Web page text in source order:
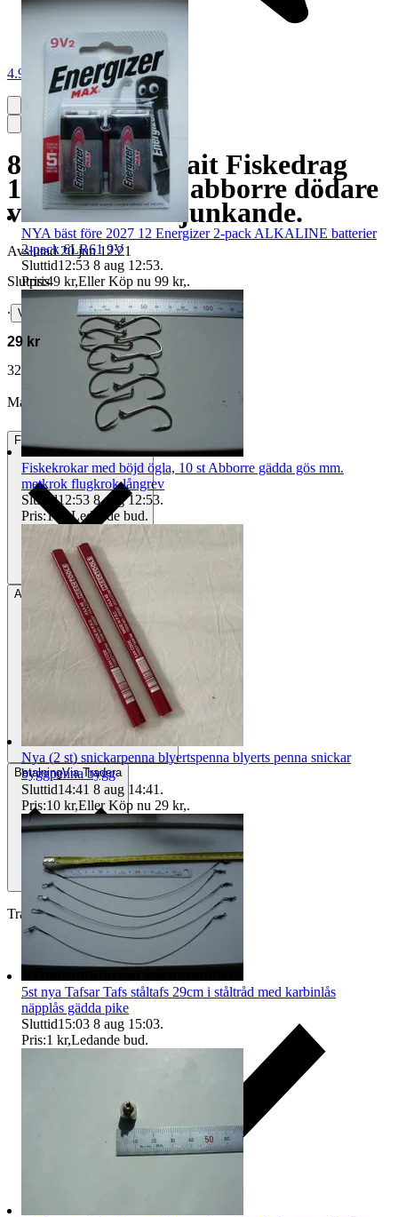
4.9
8 ledad Swimbait Fiskedrag
11g stor gädda abborre dödare
vassa krokar sjunkande.
Avslutad 20 jun 12:21
Slutpris
∙ Visa bud
29 kr
32 kr med köparskydd.
Läs mer
Matildasaker vann auktionen
Frakt
AvhämtningTorslanda, Sverige
BetalningVia Tradera
Traderas köparskydd
NYA bäst före 2027 12 Energizer 2-pack ALKALINE batterier
2-pack 6LR61 9V
Sluttid12:53 8 aug 12:53.
Pris:49 kr,Eller Köp nu 99 kr,.
Fiskekrokar med böjd ögla, 10 st Abborre gädda gös mm.
metkrok flugkrok långrev
Sluttid12:53 8 aug 12:53.
Pris:1 kr ,Ledande bud.
Nya (2 st) snickarpenna blyertspenna blyerts penna snickar
byggpenna bygg
Sluttid14:41 8 aug 14:41 .
Pris:10 kr,Eller Köp nu 29 kr,.
5st nya Tafsar Tafs ståltafs 29cm i ståltråd med karbinlås
näpplås gädda pike
Sluttid15:03 8 aug 15:03.
Pris:1 kr,Ledande bud.